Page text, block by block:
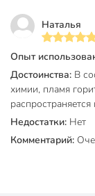
Диаметр, см
Количество в
Бренд
Страна
Наталья
Опыт
Достоинства: В
химии, пламя
Недостатки: Нет
Комментарий: